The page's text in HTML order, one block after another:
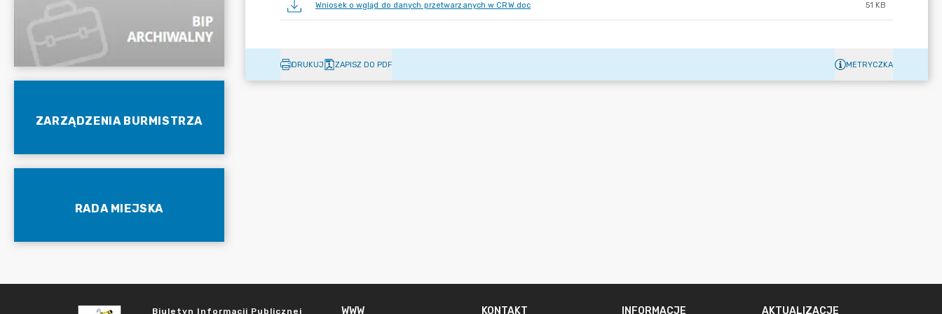
ZARZĄDZENIA BURMISTRZA
RADA MIEJSKA
Wniosek o wgląd do danych przetwarzanych w CRW.doc 51 KB
DRUKUJ ZAPISZ DO PDF METRYCZKA
Biuletyn Informacji Publicznej WWW KONTAKT INFORMACJE AKTUALIZACJE